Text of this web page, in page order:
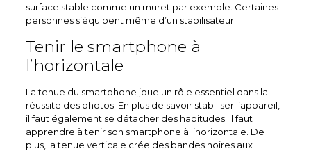
surface stable comme un muret par exemple. Certaines
personnes s’équipent même d’un stabilisateur.
Tenir le smartphone à
l’horizontale
La tenue du smartphone joue un rôle essentiel dans la
réussite des photos. En plus de savoir stabiliser l’appareil,
il faut également se détacher des habitudes. Il faut
apprendre à tenir son smartphone à l’horizontale. De
plus, la tenue verticale crée des bandes noires aux